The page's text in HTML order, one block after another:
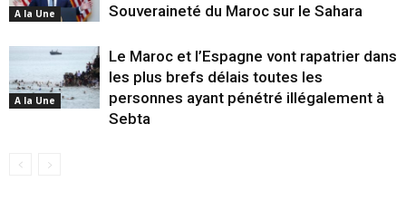
A la Une
Souveraineté du Maroc sur le Sahara
A la Une
Le Maroc et l’Espagne vont rapatrier dans
les plus brefs délais toutes les
personnes ayant pénétré illégalement à
Sebta